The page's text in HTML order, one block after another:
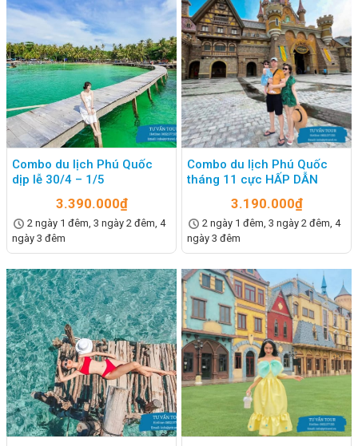
Combo du lịch Phú Quốc có những dịch vụ gì?
Đảo Phú Quốc được xem như thiên đường nghỉ dưỡng đầy
thú vị và cuốn hút, khiến ai ai cũng mong muốn có mình sẽ có
một hành trình trọn vẹn, thỏa thích được trải nghiệm các dịch
vụ đẳng cấp. Khám phá dịch vụ của combo du lịch Phú Quốc
sẽ là “chìa khóa” dành cho bạn.
Dịch vụ được khám phá các đảo nhỏ phía Nam
Trải nghiệm cáp treo và các dịch vụ vui chơi ở hòn Thơm
Combo du lịch Phú Quốc
dịp lễ 30/4 – 1/5
3.390.000₫
2 ngày 1 đêm, 3 ngày 2 đêm, 4
ngày 3 đêm
Combo du lịch Phú Quốc
tháng 11 cực HẤP DẪN
3.190.000₫
2 ngày 1 đêm, 3 ngày 2 đêm, 4
ngày 3 đêm